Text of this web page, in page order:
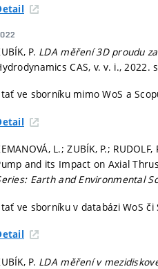
P. LDA měření 3D proudu
CAS, v. v. i., 2022.
ve sborníku mimo WoS a
L.; ZUBÍK, P.;
and its Impact on Axial
Earth and Environmental
ve sborníku v databázi WoS či
P. LDA měření v